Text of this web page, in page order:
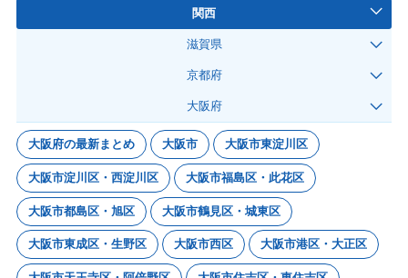
関西
滋賀県
京都府
大阪府
大阪府の最新まとめ 大阪市 大阪市東淀川区
大阪市淀川区・西淀川区 大阪市福島区・此花区
大阪市都島区・旭区 大阪市鶴見区・城東区
大阪市東成区・生野区 大阪市西区 大阪市港区・大正区